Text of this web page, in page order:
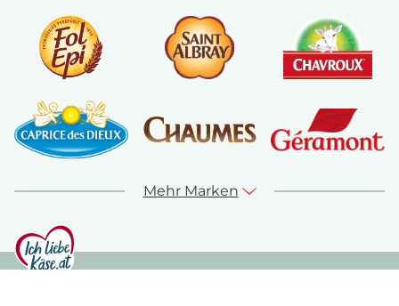
Mehr Marken